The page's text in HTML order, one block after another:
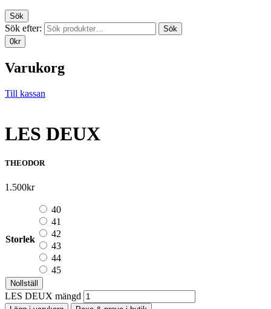
Sök
Sök efter:
Sök
0kr
Varukorg
Till kassan
LES DEUX
THEODOR
1.500kr
Storlek
40
41
42
43
44
45
Nollställ
LES DEUX mängd